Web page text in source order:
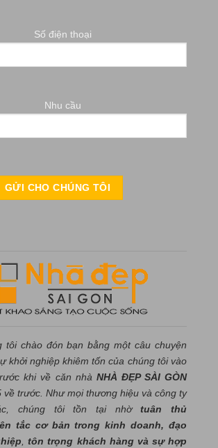
Số điện thoại
Nhu cầu
tôi chào đón bạn bằng một câu chuyện
khởi nghiệp khiêm tốn của chúng tôi vào
khi về căn nhà NHÀ ĐẸP SÀI GÒN
về trước. Như mọi thương hiệu và công ty
chúng tôi tồn tại nhờtuân thủ
tắc cơ bản trong kinh doanh, đạo
,tôn trọng khách hàng và sự hợp